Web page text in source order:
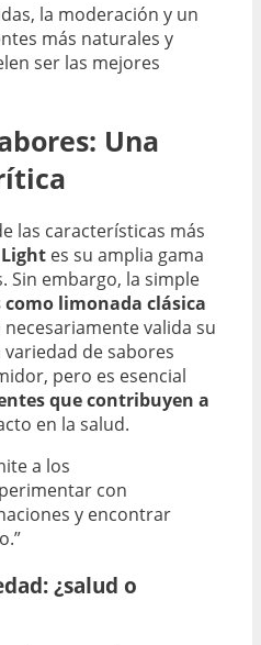
la moderación y un
más naturales y
ser las mejores
Una
las características más
es su amplia gama
Sin embargo, la simple
como limonada clásica
necesariamente valida su
de sabores
pero es esencial
que contribuyen a
en la salud.
a los
con
y encontrar
¿salud o